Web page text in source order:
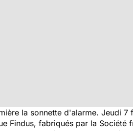
la sonnette d'alarme. Jeudi 7
Findus, fabriqués par la Société